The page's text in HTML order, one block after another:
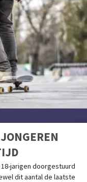
18-jarigen doorgestuurd
dit aantal de laatste